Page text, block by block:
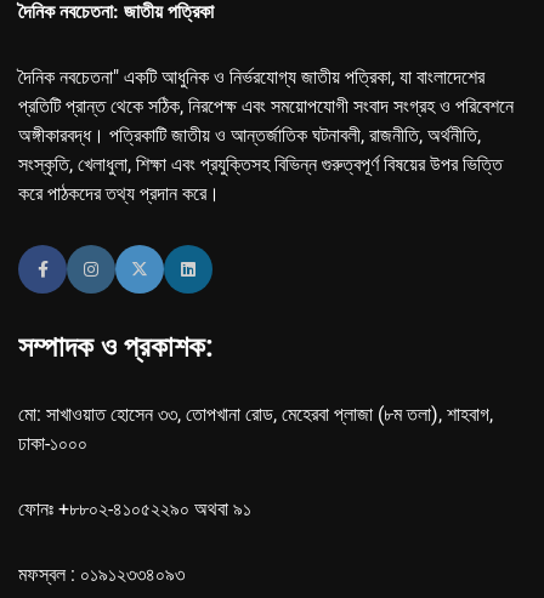
দৈনিক নবচেতনা: জাতীয় পত্রিকা
দৈনিক নবচেতনা" একটি আধুনিক ও নির্ভরযোগ্য জাতীয় পত্রিকা, যা বাংলাদেশের
প্রতিটি প্রান্ত থেকে সঠিক, নিরপেক্ষ এবং সময়োপযোগী সংবাদ সংগ্রহ ও পরিবেশনে
অঙ্গীকারবদ্ধ। পত্রিকাটি জাতীয় ও আন্তর্জাতিক ঘটনাবলী, রাজনীতি, অর্থনীতি,
সংস্কৃতি, খেলাধুলা, শিক্ষা এবং প্রযুক্তিসহ বিভিন্ন গুরুত্বপূর্ণ বিষয়ের উপর ভিত্তি
করে পাঠকদের তথ্য প্রদান করে।
সম্পাদক ও প্রকাশক:
মো: সাখাওয়াত হোসেন ৩৩, তোপখানা রোড, মেহেরবা প্লাজা (৮ম তলা), শাহবাগ,
ঢাকা-১০০০
ফোনঃ +৮৮০২-৪১০৫২২৯০ অথবা ৯১
মফস্বল : ০১৯১২৩৩৪০৯৩